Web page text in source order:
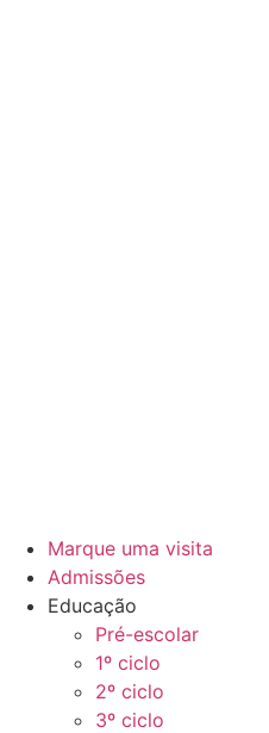
Marque uma visita
Admissões
Educação
Pré-escolar
1º ciclo
2º ciclo
3º ciclo